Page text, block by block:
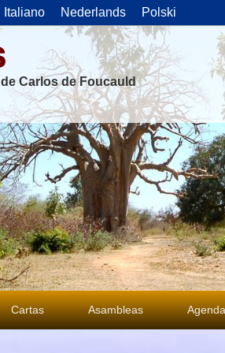
Italiano Nederlands Polski
Carlos de Foucauld
Cartas Asambleas Agenda